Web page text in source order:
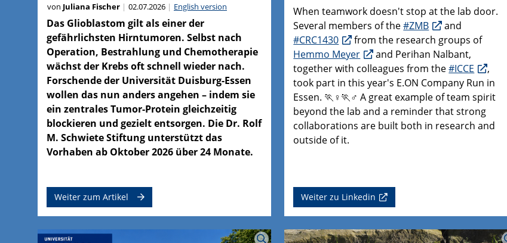
von Juliana Fischer 02.07.2026 English version
Das Glioblastom gilt als einer der
gefährlichsten Hirntumoren. Selbst nach
Operation, Bestrahlung und Chemotherapie
wächst der Krebs oft schnell wieder nach.
Forschende der Universität Duisburg-Essen
wollen das nun anders angehen – indem sie
ein zentrales Tumor-Protein gleichzeitig
blockieren und gezielt entsorgen. Die Dr. Rolf
M. Schwiete Stiftung unterstützt das
Vorhaben ab Oktober 2026 über 24 Monate.
Weiter zum Artikel
When teamwork doesn't stop at the lab door.
Several members of the#ZMB
and
#CRC1430
from the research groups of
Hemmo Meyer
and Perihan Nalbant,
together with colleagues from the#ICCE
,
took part in this year's E.ON Company Run in
Essen. 🏃♀️🏃♂️ A great example of team spirit
beyond the lab and a reminder that strong
collaborations are built both in research and
outside of it.
Weiter zu Linkedin